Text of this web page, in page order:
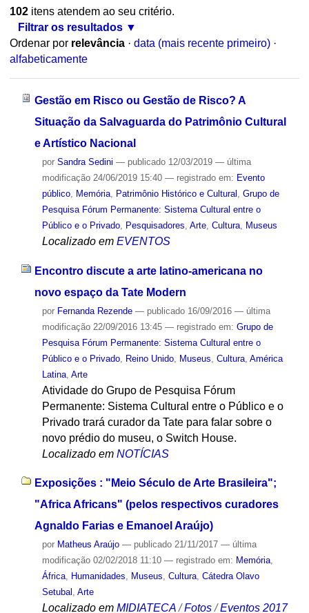
102itens atendem ao seu critério.
Filtrar os resultados
Ordenar por relevância · data (mais recente primeiro) ·
alfabeticamente
Gestão em Risco ou Gestão de Risco? A
Situação da Salvaguarda do Patrimônio Cultural
e Artístico Nacional
por Sandra Sedini — publicado12/03/2019 — última
modificação24/06/2019 15:40 — registrado em: Evento
público, Memória, Patrimônio Histórico e Cultural
Grupo de
Pesquisa Fórum Permanente: Sistema Cultural entre o
Público e o Privado, Pesquisadores Arte, Cultura, Museus
Localizado em EVENTOS
Encontro discute a arte latino-americana no
novo espaço da Tate Modern
por Fernanda Rezende — publicado16/09/2016 — última
modificação22/09/2016 13:45 — registrado em: Grupo de
Pesquisa Fórum Permanente: Sistema Cultural entre o
Público e o Privado, Reino Unido, Museus Cultura, América
Latina, Arte
Atividade do Grupo de Pesquisa Fórum
Permanente: Sistema Cultural entre o Público e o
Privado trará curador da Tate para falar sobre o
novo prédio do museu, o Switch House.
Localizado em NOTÍCIAS
Exposições : "Meio Século de Arte Brasileira";
"Africa Africans" (pelos respectivos curadores
Agnaldo Farias e Emanoel Araújo)
por Matheus Araújo — publicado21/11/2017 — última
modificação02/02/2018 11:10 — registrado em: Memória,
África, Humanidades, Museus, Cultura, Cátedra Olavo
Setubal , Arte
Localizado em MIDIATECA /Fotos /Eventos 2017